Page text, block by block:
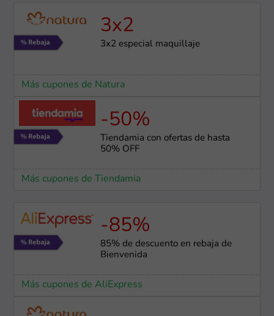
3x2
3x2 especial maquillaje
Más cupones de Natura
-50%
Tiendamia con ofertas de hasta
50% OFF
Más cupones de Tiendamia
-85%
85% de descuento en rebaja de
Bienvenida
Más cupones de AliExpress